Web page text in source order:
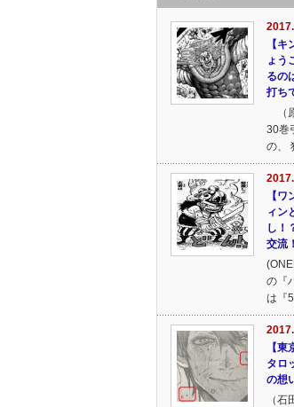
【
ょう
るの
打ち
（
30巻
の、
【
ィン
し！
交流！
の『
は『
【
タロ
の想
（